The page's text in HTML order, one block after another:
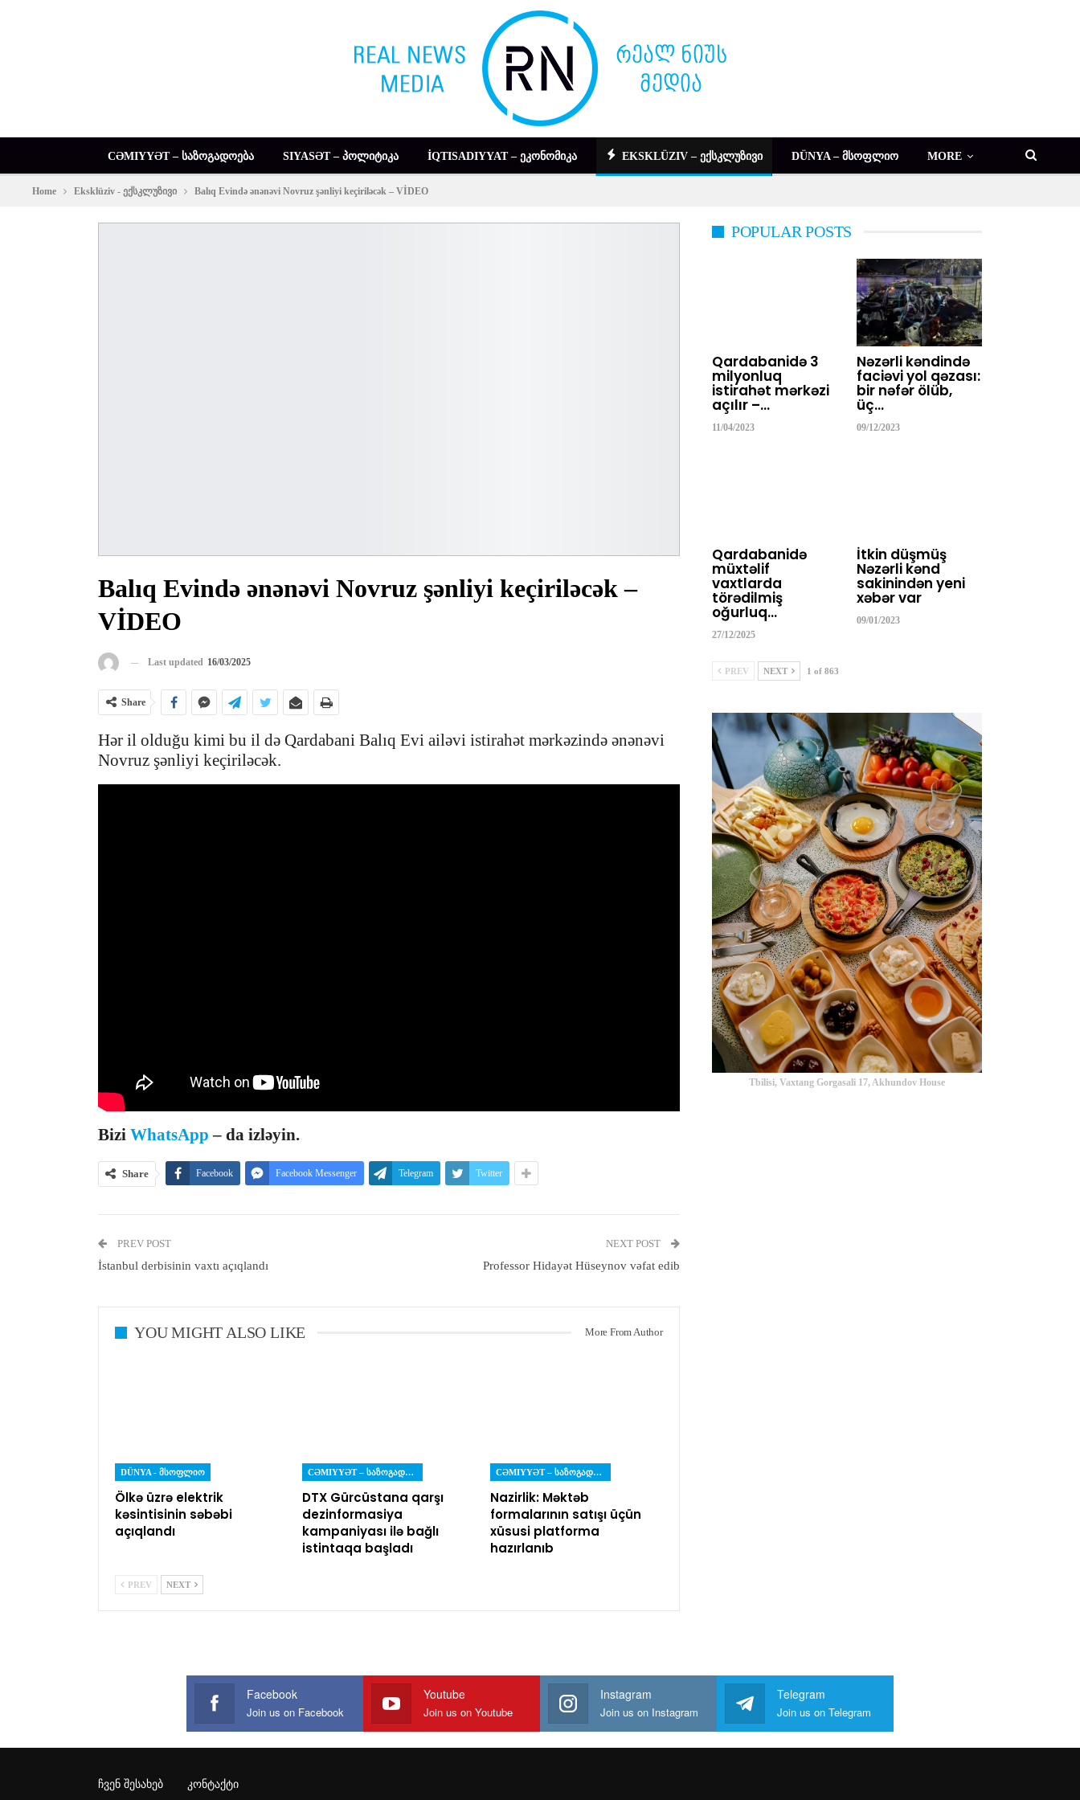
CƏMIYYƏT – ᲡᲐᲖᲝᲒᲐᲓᲝᲔᲑᲐ SIYASƏT – ᲞᲝᲚᲘᲢᲘᲙᲐ İQTISADIYYAT – ᲔᲙᲝᲜᲝᲛᲘᲙᲐ EKSKLÜZIV – ᲔᲥᲡᲙᲚᲣᲖᲘᲕᲘ DÜNYA – ᲛᲡᲝᲤᲚᲘᲝ MORE
Home Eksklüziv - ექსკლუზივი Balıq Evində ənənəvi Novruz şənliyi keçiriləcək – VİDEO
Balıq Evində ənənəvi Novruz şənliyi keçiriləcək –
VİDEO
Last updated 16/03/2025
Share
Hər il olduğu kimi bu il də Qardabani Balıq Evi ailəvi istirahət mərkəzində ənənəvi
Novruz şənliyi keçiriləcək.
Bizi WhatsApp – da izləyin.
Share Facebook Facebook Messenger Telegram Twitter
PREV POST
İstanbul derbisinin vaxtı açıqlandı
NEXT POST
Professor Hidayət Hüseynov vəfat edib
YOU MIGHT ALSO LIKE More From Author
DÜNYA - ᲛᲡᲝᲤᲚᲘᲝ
Ölkə üzrə elektrik
kəsintisinin səbəbi
açıqlandı
CƏMIYYƏT – ᲡᲐᲖᲝᲒᲐᲓᲝᲔᲑᲐ
DTX Gürcüstana qarşı
dezinformasiya
kampaniyası ilə bağlı
istintaqa başladı
CƏMIYYƏT – ᲡᲐᲖᲝᲒᲐᲓᲝᲔᲑᲐ
Nazirlik: Məktəb
formalarının satışı üçün
xüsusi platforma
hazırlanıb
PREV NEXT
POPULAR POSTS
Qardabanidə 3
milyonluq
istirahət mərkəzi
açılır –…
11/04/2023
Nəzərli kəndində
faciəvi yol qəzası:
bir nəfər ölüb,
üç…
09/12/2023
Qardabanidə
müxtəlif
vaxtlarda
törədilmiş
oğurluq…
27/12/2025
İtkin düşmüş
Nəzərli kənd
sakinindən yeni
xəbər var
09/01/2023
PREV NEXT 1 of 863
Tbilisi, Vaxtang Gorgasali 17, Akhundov House
Facebook
Join us on Facebook
Youtube
Join us on Youtube
Instagram
Join us on Instagram
Telegram
Join us on Telegram
ᲩᲕᲔᲜ ᲨᲔᲡᲐᲮᲔᲑ ᲙᲝᲜᲢᲐᲥᲢᲘ